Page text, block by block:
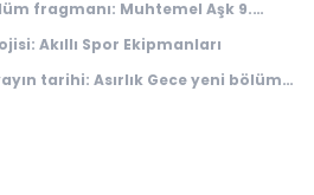
fragmanı: Muhtemel Aşk 9.
Akıllı Spor Ekipmanları
tarihi: Asırlık Gece yeni bölüm